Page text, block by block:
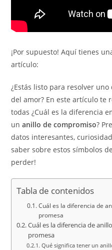
¡Por supuesto! Aquí tienes
artículo:
¿Estás listo para resolver
del amor? En este artículo te
todas ¿Cuál es la diferencia
unanillo de compromiso?
datos interesantes,
saber sobre estos símbolos
perder!
Tabla de contenidos
Cuál es la diferencia de
promesa
Cuál es la diferencia de
promesa
Qué significa tener un